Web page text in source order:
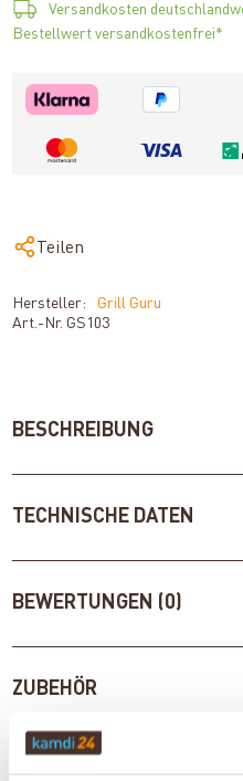
Versandkosten
Bestellwert versandkostenfrei*
Teilen
Hersteller:
Grill Guru
Art.-Nr. GS103
BESCHREIBUNG
TECHNISCHE DATEN
BEWERTUNGEN (0)
ZUBEHÖR